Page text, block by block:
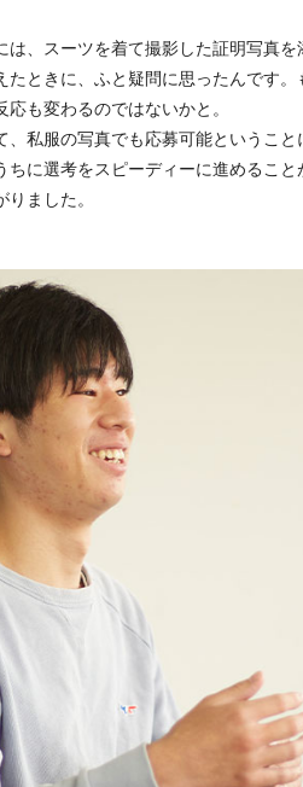
、スーツを着て撮影した証明写真
ときに、ふと疑問に思ったんです
も変わるのではないかと。
私服の写真でも応募可能というこ
に選考をスピーディーに進めるこ
ました。